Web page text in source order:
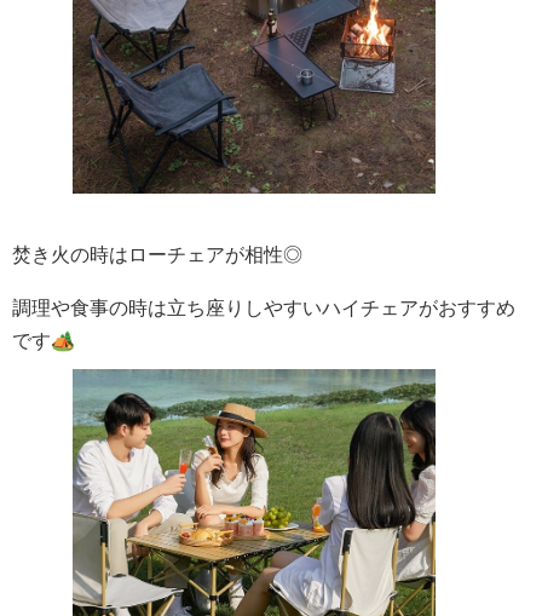
焚き火の時はローチェアが相性◎
調理や食事の時は立ち座りしやすいハイチェアがおすすめ
です🏕️